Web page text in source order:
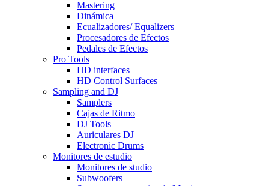
Mastering
Dinámica
Ecualizadores/ Equalizers
Procesadores de Efectos
Pedales de Efectos
Pro Tools
HD interfaces
HD Control Surfaces
Sampling and DJ
Samplers
Cajas de Ritmo
DJ Tools
Auriculares DJ
Electronic Drums
Monitores de estudio
Monitores de studio
Subwoofers